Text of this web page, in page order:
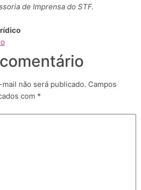
de Imprensa do STF.
não será publicado. Campos
com *